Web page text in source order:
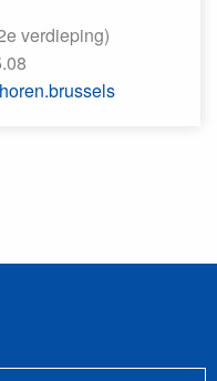
verdieping)